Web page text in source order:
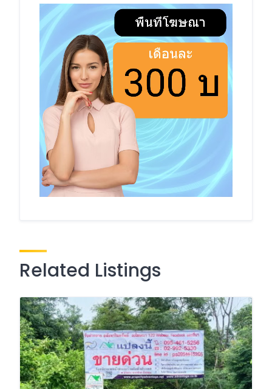
Related Listings